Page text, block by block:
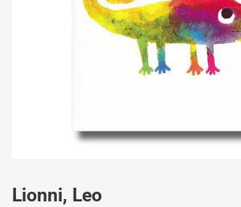
Lionni, Leo